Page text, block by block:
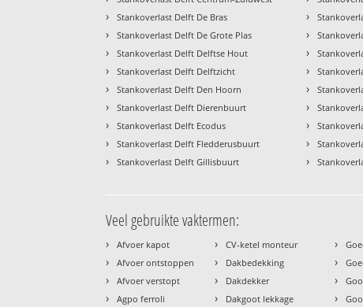
› Stankoverlast Delft De Bras
› Stankoverlast Delft De Grote Plas
› Stankoverlast Delft Delftse Hout
› Stankoverlast Delft Delftzicht
› Stankoverlast Delft Den Hoorn
› Stankoverlast Delft Dierenbuurt
› Stankoverlast Delft Ecodus
› Stankoverlast Delft Fledderusbuurt
› Stankoverlast Delft Gillisbuurt
›
›
›
›
›
›
›
›
›
Veel gebruikte vaktermen:
› Afvoer kapot
› Afvoer ontstoppen
› Afvoer verstopt
› Agpo ferroli
› CV-ketel monteur
› Dakbedekking
› Dakdekker
› Dakgoot lekkage
›
›
›
›